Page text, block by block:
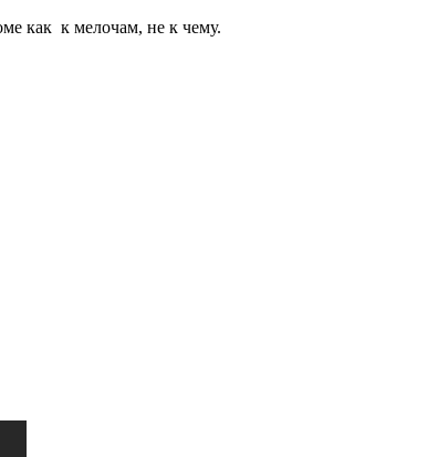
как к мелочам, не к чему.